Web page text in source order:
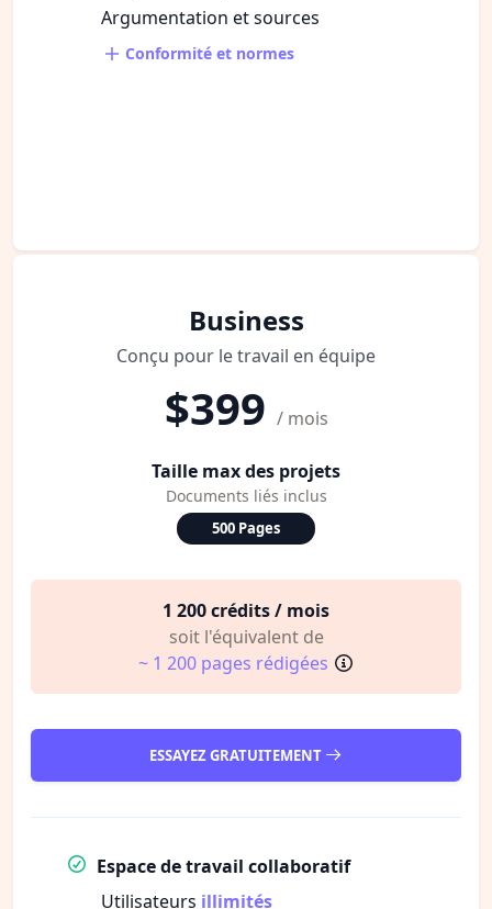
Argumentation et sources
Conformité et normes
Business
Conçu pour le travail en équipe
$399 / mois
Taille max des projets
Documents liés inclus
500 Pages
1 200 crédits / mois
soit l'équivalent de
~ 1 200 pages rédigées
ESSAYEZ GRATUITEMENT
Espace de travail collaboratif
Utilisateurs illimités